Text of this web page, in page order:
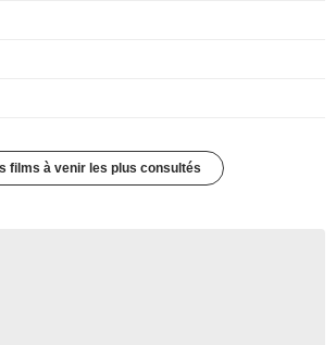
films à venir les plus consultés